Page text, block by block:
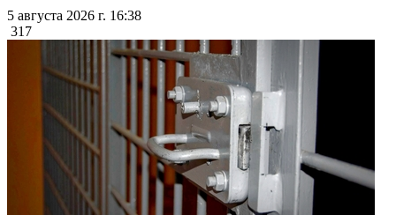
5 августа 2026 г. 16:38
317